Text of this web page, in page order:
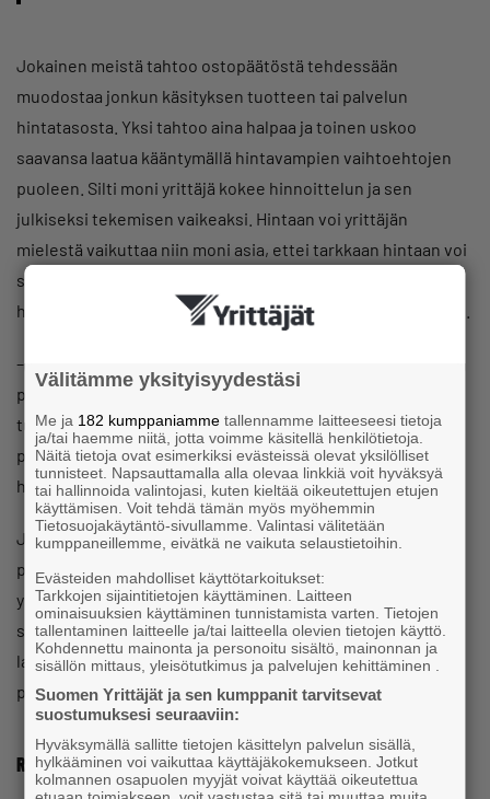
Jokainen meistä tahtoo ostopäätöstä tehdessään
muodostaa jonkun käsityksen tuotteen tai palvelun
hintatasosta. Yksi tahtoo aina halpaa ja toinen uskoo
saavansa laatua kääntymällä hintavampien vaihtoehtojen
puoleen. Silti moni yrittäjä kokee hinnoittelun ja sen
julkiseksi tekemisen vaikeaksi. Hintaan voi yrittäjän
mielestä vaikuttaa niin moni asia, ettei tarkkaan hintaan voi
sitoutua. Toisaalta saatetaan pelätä, että kilpailija tarkistaa
hinnan nettisivuilta ja tarjoaa samaa palvelua edullisemmin.
– Jos ainoa ongelmasi on hinta, ja koet uhkana, että joku
pöllii ideasi ja myy halvemmalla, sinulla on
tuotteistamisongelma! Erottuuko palvelusi kilpailijan
palvelusta? Tuotteistamalla vältyt joutumasta
hintavertailuun, muistuttaa Rantala.
Jari Rantala kannustaa jokaista yrittäjää tuotteistamaan
palvelunsa. Apua voi pyytää omilta asiakkailta tai
yrittäjäkollegalta. Parhaat oivallukset saattaa synnyttää
sellainen keskustelukumppani, joka ei tunne palveluasi
lainkaan. Ne niin sanotut tyhmät kysymykset voivat
paljastaa keskeneräisen tuotteistamisen kehityskohdat.
Rantalan vinkit tuotteistamiseen
Välitämme yksityisyydestäsi
Me ja 182 kumppaniamme tallennamme laitteeseesi tietoja
ja/tai haemme niitä, jotta voimme käsitellä henkilötietoja.
Näitä tietoja ovat esimerkiksi evästeissä olevat yksilölliset
tunnisteet. Napsauttamalla alla olevaa linkkiä voit hyväksyä
tai hallinnoida valintojasi, kuten kieltää oikeutettujen etujen
käyttämisen. Voit tehdä tämän myös myöhemmin
Tietosuojakäytäntö-sivullamme. Valintasi välitetään
kumppaneillemme, eivätkä ne vaikuta selaustietoihin.
Evästeiden mahdolliset käyttötarkoitukset:
Tarkkojen sijaintitietojen käyttäminen. Laitteen
ominaisuuksien käyttäminen tunnistamista varten. Tietojen
tallentaminen laitteelle ja/tai laitteella olevien tietojen käyttö.
Kohdennettu mainonta ja personoitu sisältö, mainonnan ja
sisällön mittaus, yleisötutkimus ja palvelujen kehittäminen .
Suomen Yrittäjät ja sen kumppanit tarvitsevat
suostumuksesi seuraaviin:
Hyväksymällä sallitte tietojen käsittelyn palvelun sisällä,
hylkääminen voi vaikuttaa käyttäjäkokemukseen. Jotkut
kolmannen osapuolen myyjät voivat käyttää oikeutettua